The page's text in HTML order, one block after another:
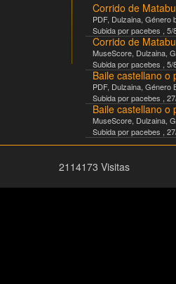
Corrido de
PDF, Dulzaina , Género
Subida porpacebes 5/
Corrido de
MuseScore Dulzaina ,
Subida porpacebes 5/
Baile castellano o
PDF, Dulzaina , Género
Subida porpacebes
Baile castellano o
MuseScore Dulzaina ,
Subida porpacebes
2114173 Visitas